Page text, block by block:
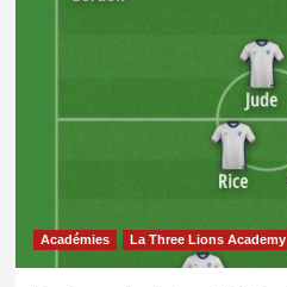
Académies La Three Lions Academy